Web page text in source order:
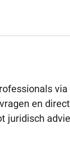
en
juridisch